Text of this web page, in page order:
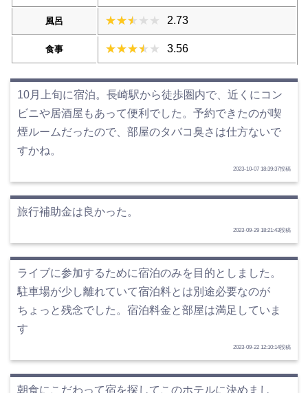
風呂 2.73
食事 3.56
10月上旬に宿泊。長崎駅から徒歩圏内で、近くにコン
ビニや居酒屋もあって便利でした。予約できたのが喫
煙ルームだったので、部屋のタバコ臭さは仕方ないで
すかね。
2023-10-07 18:39:37投稿
旅行補助金は良かった。
2023-09-29 18:21:43投稿
ライブに参加するために宿泊のみを目的としました。
駐車場が少し離れていて宿泊料とは別途必要なのが
ちょっと残念でした。宿泊料金と部屋は満足していま
す
2023-09-22 12:10:14投稿
朝食にこだわって宿を探してこのホテルに決めまし